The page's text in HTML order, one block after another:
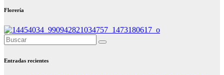
Florería
Entradas recientes